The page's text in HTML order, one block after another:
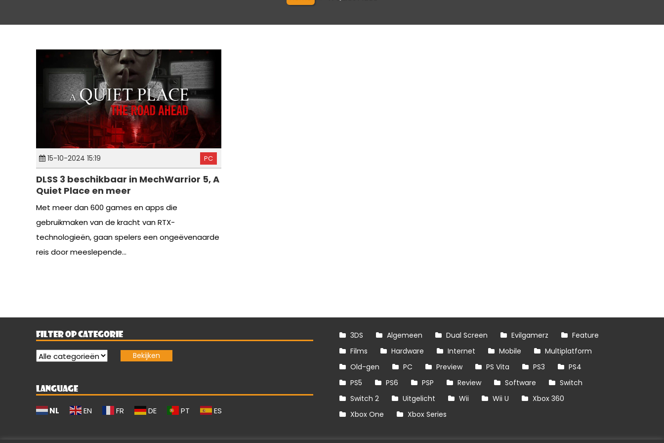
15-10-2024 15:19 PC
DLSS 3 beschikbaar in MechWarrior 5, A
Quiet Place en meer
Met meer dan 600 games en apps die
gebruikmaken van de kracht van RTX-
technologieën, gaan spelers een ongeëvenaarde
reis door meeslepende...
FILTER OP CATEGORIE
LANGUAGE
NL EN FR DE PT ES
3DS Algemeen Dual Screen Evilgamerz
Feature
Films
Hardware Internet Mobile
Multiplatform
Old-gen
PC Preview PS Vita PS3
PS4
PS5
PS6 PSP Review Software
Switch
Switch 2
Uitgelicht Wii Wii U
Xbox 360
Xbox One
Xbox Series